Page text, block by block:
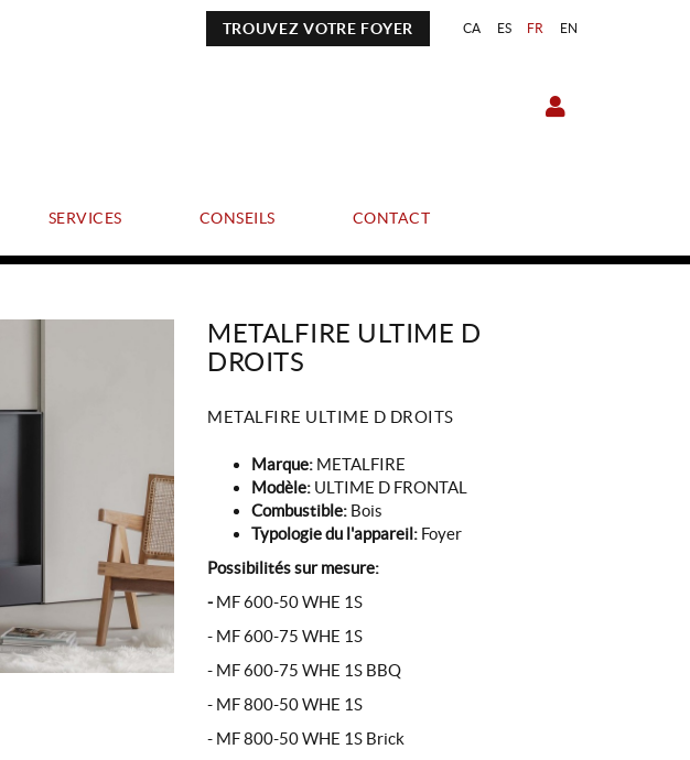
CA ES FR EN
TROUVEZ VOTRE FOYER
SERVICES CONSEILS CONTACT
METALFIRE ULTIME D
DROITS
METALFIRE ULTIME D DROITS
Marque: METALFIRE
Modèle: ULTIME D FRONTAL
Combustible: Bois
Typologie du l'appareil: Foyer
Possibilités sur mesure:
- MF 600-50 WHE 1S
- MF 600-75 WHE 1S
- MF 600-75 WHE 1S BBQ
- MF 800-50 WHE 1S
- MF 800-50 WHE 1S Brick